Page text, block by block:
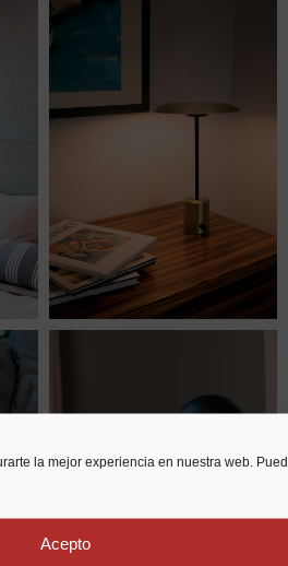
la mejor experiencia en nuestra web.
Acepto